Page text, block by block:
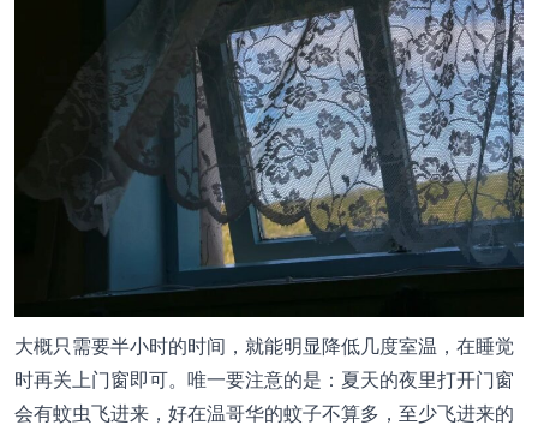
大概只需要半小时的时间，就能明显降低几度室温，在睡觉
时再关上门窗即可。唯一要注意的是：夏天的夜里打开门窗
会有蚊虫飞进来，好在温哥华的蚊子不算多，至少飞进来的